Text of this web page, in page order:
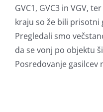
GVC1, GVC3 in VGV,
kraju so že bili prisotni
Pregledali smo
da se vonj po objektu
Posredovanje